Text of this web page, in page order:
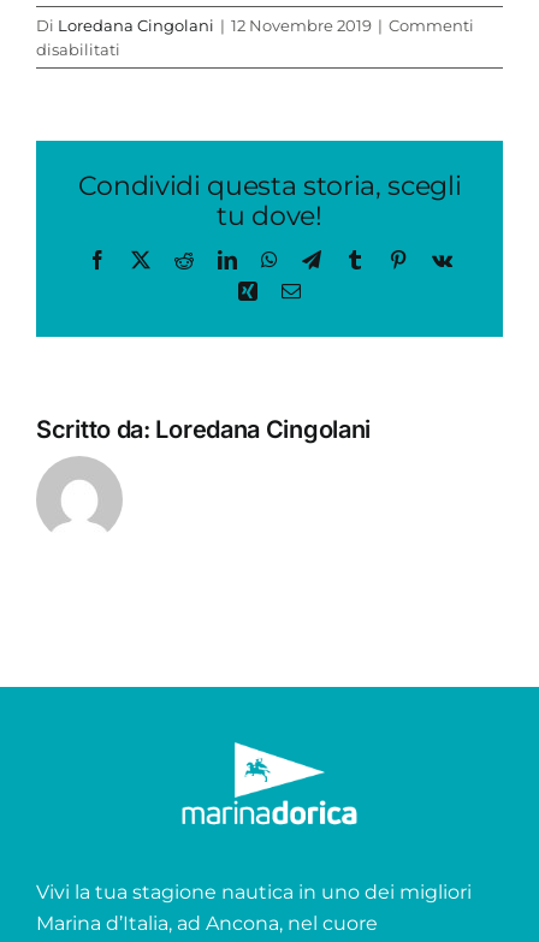
Di Loredana Cingolani | 12 Novembre 2019 | Commenti
disabilitati
locandina
Condividi questa storia, scegli
tu dove!
Facebook
X RedditLinkedInWhatsApp
TelegramTumblrPinterest
Vk
Xing Email
Scritto da: Loredana Cingolani
Vivi la tua stagione nautica in uno dei migliori
Marina d’Italia, ad Ancona, nel cuore